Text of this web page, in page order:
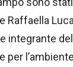
Raffaella
integrante
per